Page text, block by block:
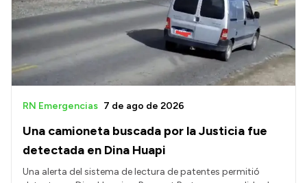
Una camioneta buscada por la Justicia fue
detectada en Dina Huapi
RN Emergencias 7 de ago de 2026
Una alerta del sistema de lectura de patentes permitió